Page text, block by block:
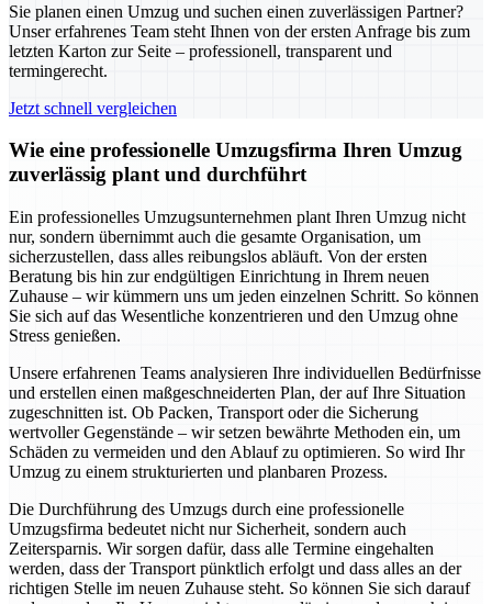
Sie planen einen Umzug und suchen einen zuverlässigen Partner?
Unser erfahrenes Team steht Ihnen von der ersten Anfrage bis zum
letzten Karton zur Seite – professionell, transparent und
termingerecht.
Jetzt schnell vergleichen
Wie eine professionelle Umzugsfirma Ihren Umzug
zuverlässig plant und durchführt
Ein professionelles Umzugsunternehmen plant Ihren Umzug nicht
nur, sondern übernimmt auch die gesamte Organisation, um
sicherzustellen, dass alles reibungslos abläuft. Von der ersten
Beratung bis hin zur endgültigen Einrichtung in Ihrem neuen
Zuhause – wir kümmern uns um jeden einzelnen Schritt. So können
Sie sich auf das Wesentliche konzentrieren und den Umzug ohne
Stress genießen.
Unsere erfahrenen Teams analysieren Ihre individuellen Bedürfnisse
und erstellen einen maßgeschneiderten Plan, der auf Ihre Situation
zugeschnitten ist. Ob Packen, Transport oder die Sicherung
wertvoller Gegenstände – wir setzen bewährte Methoden ein, um
Schäden zu vermeiden und den Ablauf zu optimieren. So wird Ihr
Umzug zu einem strukturierten und planbaren Prozess.
Die Durchführung des Umzugs durch eine professionelle
Umzugsfirma bedeutet nicht nur Sicherheit, sondern auch
Zeitersparnis. Wir sorgen dafür, dass alle Termine eingehalten
werden, dass der Transport pünktlich erfolgt und dass alles an der
richtigen Stelle im neuen Zuhause steht. So können Sie sich darauf